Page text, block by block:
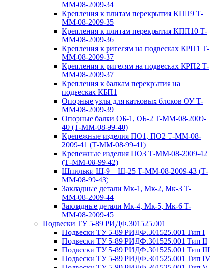
ММ-08-2009-34
Крепления к плитам перекрытия КПП9 Т-
ММ-08-2009-35
Крепления к плитам перекрытия КПП10 Т-
ММ-08-2009-36
Крепления к ригелям на подвесках КРП1 Т-
ММ-08-2009-37
Крепления к ригелям на подвесках КРП2 Т-
ММ-08-2009-37
Крепления к балкам перекрытия на
подвесках КБП1
Опорные узлы для катковых блоков ОУ Т-
ММ-08-2009-39
Опорные балки ОБ-1, ОБ-2 Т-ММ-08-2009-
40 (Т-ММ-08-99-40)
Крепежные изделия ПО1, ПО2 Т-ММ-08-
2009-41 (Т-ММ-08-99-41)
Крепежные изделия ПО3 Т-ММ-08-2009-42
(Т-ММ-08-99-42)
Шпильки Ш-9 – Ш-25 Т-ММ-08-2009-43 (Т-
ММ-08-99-43)
Закладные детали Мк-1, Мк-2, Мк-3 Т-
ММ-08-2009-44
Закладные детали Мк-4, Мк-5, Мк-6 Т-
ММ-08-2009-45
Подвески ТУ 5-89 РИДФ.301525.001
Подвески ТУ 5-89 РИДФ.301525.001 Тип I
Подвески ТУ 5-89 РИДФ.301525.001 Тип II
Подвески ТУ 5-89 РИДФ.301525.001 Тип III
Подвески ТУ 5-89 РИДФ.301525.001 Тип IV